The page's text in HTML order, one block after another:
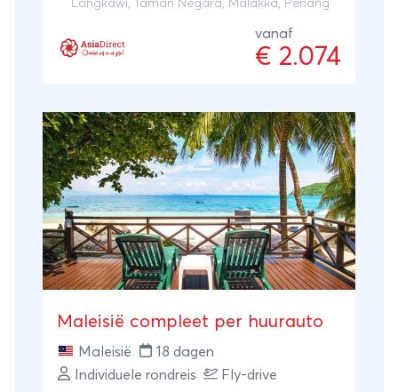
Tussen de prachtige groene theeplantages
van de Cameron Highlands proef je
George Town die beide een plek op de
UNESCO werelderfgoedlijst veroverd
hebben. Uiteraard mag een bezoek aan de
iconen van de hoofdstad Kuala Lumpur
niet ontbreken. Als perfecte afsluiter
ontspan je een aantal dagen op de
tropische, witte stranden van Langkawi.
Langkawi Taman Negara Malakka Penang
vanaf
€ 2.074
Maleisië compleet per huurauto
Maleisië
18 dagen
Individuele rondreis
Fly-drive